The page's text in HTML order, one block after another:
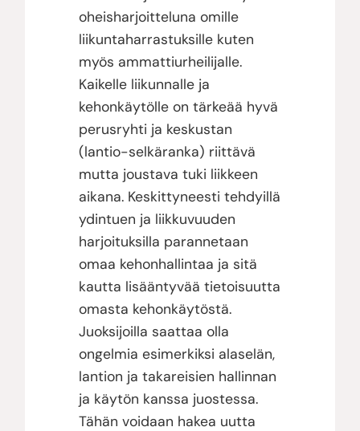
oheisharjoitteluna omille
liikuntaharrastuksille kuten
myös ammattiurheilijalle.
Kaikelle liikunnalle ja
kehonkäytölle on tärkeää hyvä
perusryhti ja keskustan
(lantio-selkäranka) riittävä
mutta joustava tuki liikkeen
aikana. Keskittyneesti tehdyillä
ydintuen ja liikkuvuuden
harjoituksilla parannetaan
omaa kehonhallintaa ja sitä
kautta lisääntyvää tietoisuutta
omasta kehonkäytöstä.
Juoksijoilla saattaa olla
ongelmia esimerkiksi alaselän,
lantion ja takareisien hallinnan
ja käytön kanssa juostessa.
Tähän voidaan hakea uutta